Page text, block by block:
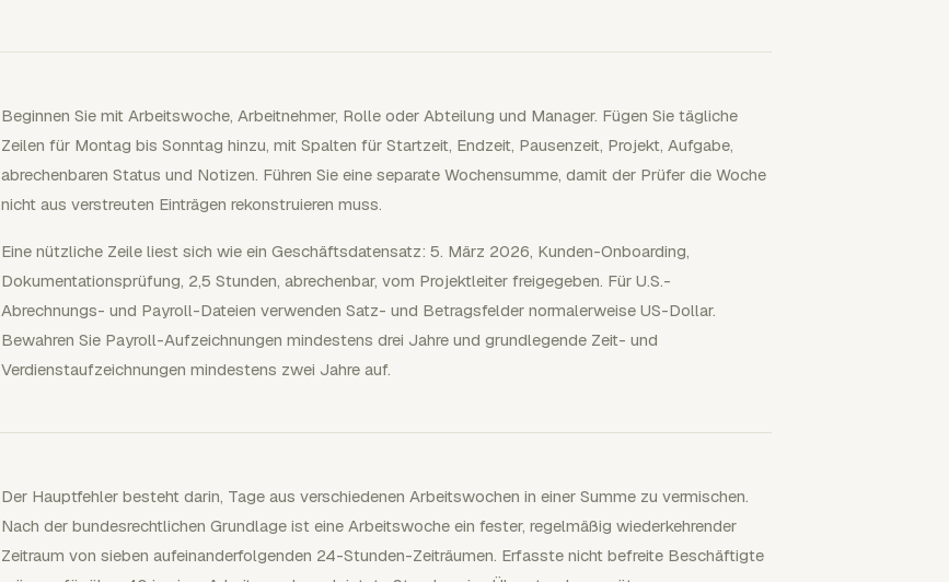
Beginnen Sie mit Arbeitswoche, Arbeitnehmer, Rolle oder Abteilung und Manager. Fügen Sie tägliche
Zeilen für Montag bis Sonntag hinzu, mit Spalten für Startzeit, Endzeit, Pausenzeit, Projekt, Aufgabe,
abrechenbaren Status und Notizen. Führen Sie eine separate Wochensumme, damit der Prüfer die Woche
nicht aus verstreuten Einträgen rekonstruieren muss.
Eine nützliche Zeile liest sich wie ein Geschäftsdatensatz: 5. März 2026, Kunden-Onboarding,
Dokumentationsprüfung, 2,5 Stunden, abrechenbar, vom Projektleiter freigegeben. Für U.S.-
Abrechnungs- und Payroll-Dateien verwenden Satz- und Betragsfelder normalerweise US-Dollar.
Bewahren Sie Payroll-Aufzeichnungen mindestens drei Jahre und grundlegende Zeit- und
Verdienstaufzeichnungen mindestens zwei Jahre auf.
Der Hauptfehler besteht darin, Tage aus verschiedenen Arbeitswochen in einer Summe zu vermischen.
Nach der bundesrechtlichen Grundlage ist eine Arbeitswoche ein fester, regelmäßig wiederkehrender
Zeitraum von sieben aufeinanderfolgenden 24-Stunden-Zeiträumen. Erfasste nicht befreite Beschäftigte